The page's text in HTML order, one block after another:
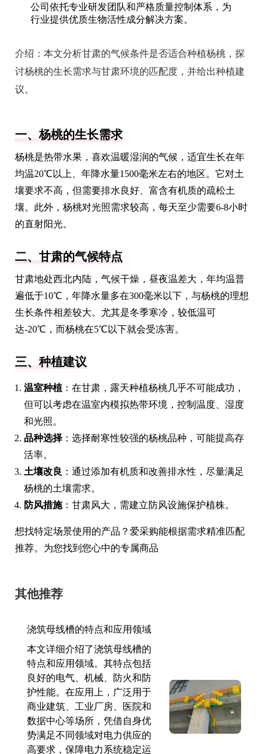
公司依托专业研发团队和严格质量控制体系，为
行业提供优质生物活性成分解决方案。
介绍： 本文分析甘肃的气候条件是否适合种植杨桃，探
讨杨桃的生长需求与甘肃环境的匹配度，并给出种植建
议。
一、杨桃的生长需求
杨桃是热带水果，喜欢温暖湿润的气候，适宜生长在年
均温20℃以上、年降水量1500毫米左右的地区。它对土
壤要求不高，但需要排水良好、富含有机质的疏松土
壤。此外，杨桃对光照需求较高，每天至少需要6-8小时
的直射阳光。
二、甘肃的气候特点
甘肃地处西北内陆，气候干燥，昼夜温差大，年均温普
遍低于10℃，年降水量多在300毫米以下，与杨桃的理想
生长条件相差较大。尤其是冬季寒冷，较低温可
达-20℃，而杨桃在5℃以下就会受冻害。
三、种植建议
温室种植 ：在甘肃，露天种植杨桃几乎不可能成功，
但可以考虑在温室内模拟热带环境，控制温度、湿度
和光照。
品种选择 ：选择耐寒性较强的杨桃品种，可能提高存
活率。
土壤改良 ：通过添加有机质和改善排水性，尽量满足
杨桃的土壤需求。
防风措施：甘肃风大，需建立防风设施保护植株。
想找特定场景使用的产品？爱采购能根据需求精准匹配
推荐。为您找到您心中的专属商品
其他推荐
浇筑母线槽的特点和应用领域
本文详细介绍了浇筑母线槽的
特点和应用领域。其特点包括
良好的电气、机械、防火和防
护性能。在应用上，广泛用于
商业建筑、工业厂房、医院和
数据中心等场所，凭借自身优
势满足不同领域对电力供应的
高要求，保障电力系统稳定运